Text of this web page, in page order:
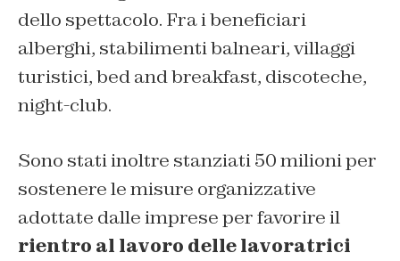
dello spettacolo. Fra i beneficiari
alberghi, stabilimenti balneari, villaggi
turistici, bed and breakfast, discoteche,
night-club.
Sono stati inoltre stanziati 50 milioni per
sostenere le misure organizzative
adottate dalle imprese per favorire il
rientro al lavoro delle lavoratrici